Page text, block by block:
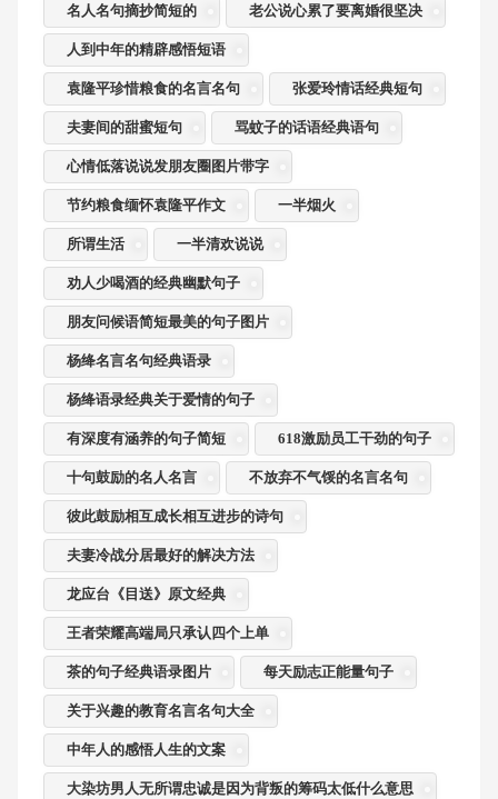
名人名句摘抄简短的 老公说心累了要离婚很坚决
人到中年的精辟感悟短语
袁隆平珍惜粮食的名言名句 张爱玲情话经典短句
夫妻间的甜蜜短句 骂蚊子的话语经典语句
心情低落说说发朋友圈图片带字
节约粮食缅怀袁隆平作文 一半烟火
所谓生活 一半清欢说说
劝人少喝酒的经典幽默句子
朋友问候语简短最美的句子图片
杨绛名言名句经典语录
杨绛语录经典关于爱情的句子
有深度有涵养的句子简短 618激励员工干劲的句子
十句鼓励的名人名言 不放弃不气馁的名言名句
彼此鼓励相互成长相互进步的诗句
夫妻冷战分居最好的解决方法
龙应台《目送》原文经典
王者荣耀高端局只承认四个上单
茶的句子经典语录图片 每天励志正能量句子
关于兴趣的教育名言名句大全
中年人的感悟人生的文案
大染坊男人无所谓忠诚是因为背叛的筹码太低什么意思